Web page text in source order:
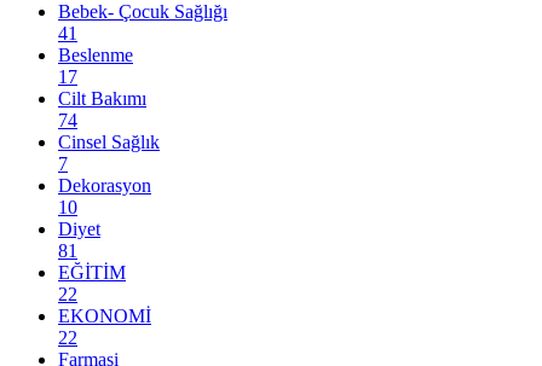
Bebek- Çocuk Sağlığı
41
Beslenme
17
Cilt Bakımı
74
Cinsel Sağlık
7
Dekorasyon
10
Diyet
81
EĞİTİM
22
EKONOMİ
22
Farmasi